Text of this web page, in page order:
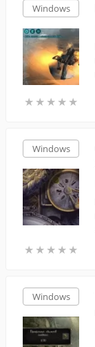
Windows
★ ★ ★ ★ ★
★ ★ ★ ★ ★
Windows
★ ★ ★ ★ ★
★ ★ ★ ★ ★
Windows